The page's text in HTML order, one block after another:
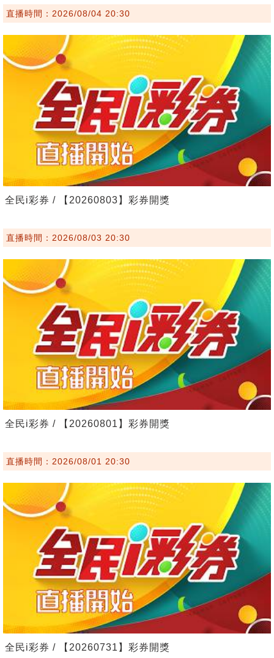
直播時間：2026/08/04 20:30
全民i彩券 / 【20260803】彩券開獎
直播時間：2026/08/03 20:30
全民i彩券 / 【20260801】彩券開獎
直播時間：2026/08/01 20:30
全民i彩券 / 【20260731】彩券開獎